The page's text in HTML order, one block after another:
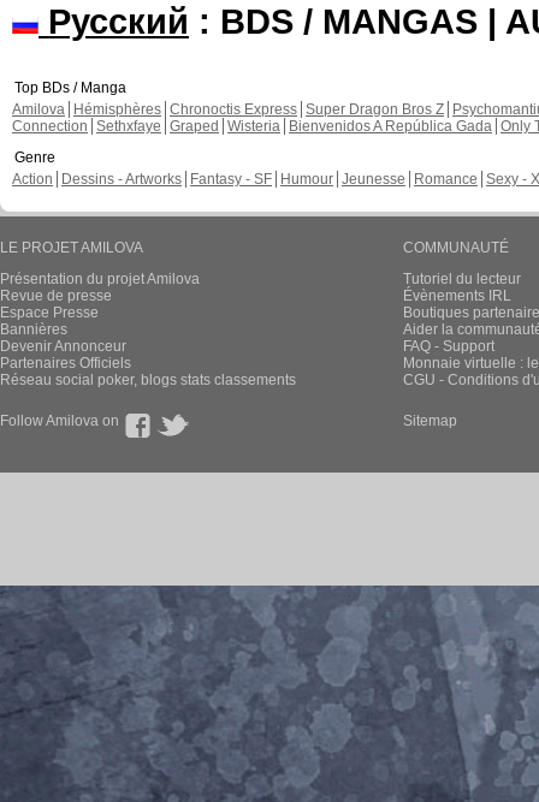
Русский : BDS / MANGAS |
Top BDs / Manga
Amilova
Hémisphères Chronoctis Express Super Dragon Bros Z
Connection Sethxfaye Graped Wisteria Bienvenidos A República Gada Only
Genre
Action
Dessins - Artworks Fantasy - SF Humour Jeunesse Romance Sexy -
LE PROJET AMILOVA
Présentation du projet Amilova
Revue de presse
Espace Presse
Bannières
Devenir Annonceur
Partenaires Officiels
Réseau social poker, blogs stats classements
COMMUNAUTÉ
Tutoriel du lecteur
Évènements IRL
Boutiques
Aider la
FAQ - Support
Monnaie virtuelle :
CGU - Conditions
Follow Amilova on Sitemap